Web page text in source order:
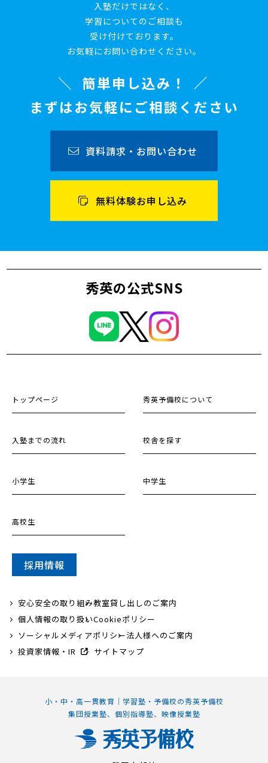
入塾だけではなく、
学習についてのご相談も
受け付けております。
お気軽にお問い合わせください。
簡単申し込み！
まずはお気軽にご相談ください
資料請求・お問い合わせ
無料体験お申し込み
秀英の公式SNS
小・中・高一貫教育｜学習塾・予備校の秀英予備校
集団授業塾、個別指導塾、映像授業塾
トップページ 秀英予備校について
入塾までの流れ 校舎を探す
小学生 中学生
高校生
採用情報
安心安全の取り組み教室貸し出しのご案内
個人情報の取り扱いCookieポリシー
ソーシャルメディアポリシー法人様へのご案内
投資家情報・IR
サイトマップ